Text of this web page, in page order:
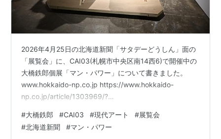
2026年4月25日の北海道新聞「サタデーどうしん」面の
「展覧会」に、CAI03(札幌市中央区南14西6)で開催中の
大橋鉄郎個展「マン・パワー」について書きました。
www.hokkaido-np.co.jp https://www.hokkaido-
np.co.jp/article/1303969/?
_campaign=mynews cai-net.jp 以下、本文に書ききれな
かった蛇足です。 大橋鉄郎さんは、とりわけ「ピースシ
#大橋鉄郎 #CAI03 #現代アート #展覧会
#北海道新聞 #マン・パワー